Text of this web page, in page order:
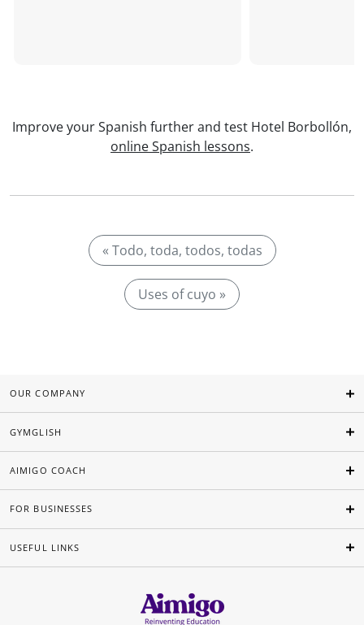
Improve your Spanish further and test Hotel Borbollón,
online Spanish lessons.
« Todo, toda, todos, todas
Uses of cuyo »
OUR COMPANY
GYMGLISH
AIMIGO COACH
FOR BUSINESSES
USEFUL LINKS